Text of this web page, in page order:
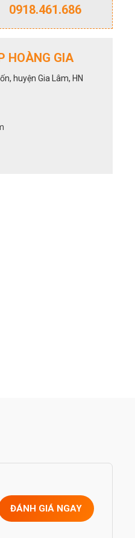
0918.461.686
HOÀNG GIA
huyện Gia Lâm, HN
ĐÁNH GIÁ NGAY